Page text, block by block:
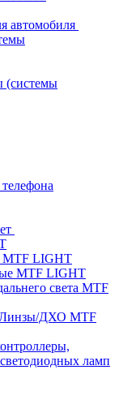
автомобиля
(системы
MTF LIGHT
MTF LIGHT
света MTF
ДХО MTF
ламп